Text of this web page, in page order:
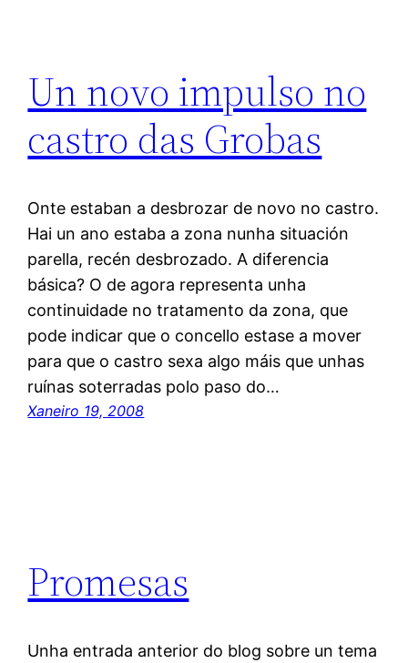
Un novo impulso no
castro das Grobas
Onte estaban a desbrozar de novo no castro.
Hai un ano estaba a zona nunha situación
parella, recén desbrozado. A diferencia
básica? O de agora representa unha
continuidade no tratamento da zona, que
pode indicar que o concello estase a mover
para que o castro sexa algo máis que unhas
ruínas soterradas polo paso do…
Xaneiro 19, 2008
Promesas
Unha entrada anterior do blog sobre un tema